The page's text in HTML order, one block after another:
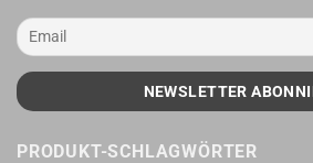
PRODUKT-SCHLAGWÖRTER